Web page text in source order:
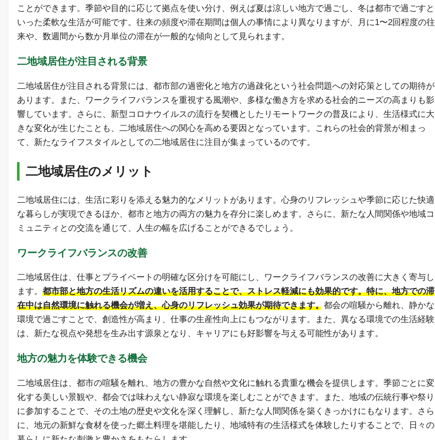
ことができます。季節や目的に応じて拠点を使い分け、例えば夏は涼しい地方で過ごし、冬は都市で過ごすと
いった柔軟な生活が可能です。往来の頻度や滞在期間は個人の事情により異なりますが、月に1〜2回程度の往
来や、数週間から数か月単位の滞在が一般的な傾向として見られます。
二地域居住が注目される背景
二地域居住が注目される背景には、都市部の過密化と地方の過疎化という社会問題への対応策としての期待が
あります。また、ワークライフバランスを重視する風潮や、多様な働き方を求める社会的ニーズの高まりも影
響しています。さらに、新型コロナウイルスの流行を契機としたリモートワークの普及により、生活様式に大
きな変化が生じたことも、二地域居住への関心を高める要因となっています。これらの社会的背景が相まっ
て、新たなライフスタイルとしての二地域居住に注目が集まっているのです。
二地域居住のメリット
二地域居住には、生活に彩りを添える魅力的なメリットがあります。心身のリフレッシュや季節に応じた快適
な暮らしが実現できるほか、都市と地方の両方の魅力を存分に楽しめます。さらに、新たな人間関係や地域コ
ミュニティとの交流を通じて、人生の幅を広げることができるでしょう。
ワークライフバランスの改善
二地域居住は、仕事とプライベートの明確な区分けを可能にし、ワークライフバランスの改善に大きく寄与し
ます。 都市部と地方の生活リズムの違いを活用することで、ストレス軽減にも効果的です。特に、地方での滞
在中は自然環境に触れる機会が増え、心身のリフレッシュ効果が期待できます。 都会の喧騒から離れ、静かな
環境で過ごすことで、創造性が高まり、仕事の生産性向上にもつながります。また、異なる環境での生活経験
は、新たな視点や発想を生み出す源泉となり、キャリアにも好影響を与える可能性があります。
地方の魅力を体験できる機会
二地域居住は、都市の喧騒を離れ、地方の豊かな自然や文化に触れる貴重な機会を提供します。季節ごとに変
化する美しい景観や、都会では味わえない静寂な環境を楽しむことができます。また、地域の伝統行事や祭り
に参加することで、その土地の歴史や文化を深く理解し、新たな人間関係を築くきっかけにもなります。さら
に、地元の新鮮な食材を使った郷土料理を堪能したり、地域特有の生活様式を体験したりすることで、日々の